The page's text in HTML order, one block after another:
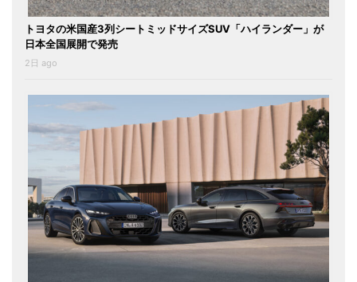
トヨタの米国産3列シートミッドサイズSUV「ハイランダー」が
日本全国展開で発売
2日 ago